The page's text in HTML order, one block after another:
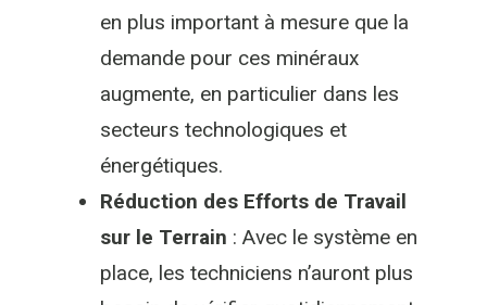
en plus important à mesure que la
demande pour ces minéraux
augmente, en particulier dans les
secteurs technologiques et
énergétiques.
Réduction des Efforts de Travail
sur le Terrain : Avec le système en
place, les techniciens n’auront plus